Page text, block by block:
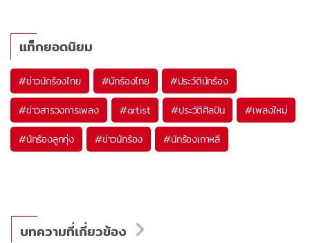
แท็กยอดนิยม
#ข่าวนักร้องไทย #นักร้องไทย #ประวัตินักร้อง
#ข่าวสารวงการเพลง #artist #ประวัติศิลปิน #เพลงใหม่
#นักร้องลูกทุ่ง #ข่าวนักร้อง #นักร้องเกาหลี
บทความที่เกี่ยวข้อง